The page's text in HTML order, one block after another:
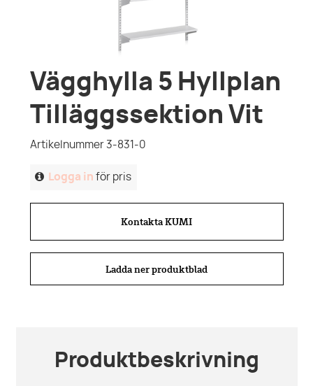
Vägghylla 5 Hyllplan
Tilläggssektion Vit
Artikelnummer 3-831-0
Logga in för pris
Kontakta KUMI
Ladda ner produktblad
Produktbeskrivning